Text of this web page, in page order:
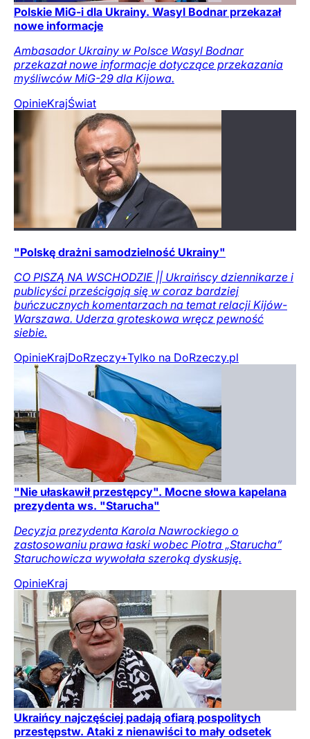
Polskie MiG-i dla Ukrainy. Wasyl Bodnar przekazał
nowe informacje
Ambasador Ukrainy w Polsce Wasyl Bodnar
przekazał nowe informacje dotyczące przekazania
myśliwców MiG-29 dla Kijowa.
OpinieKrajŚwiat
"Polskę drażni samodzielność Ukrainy"
CO PISZĄ NA WSCHODZIE || Ukraińscy dziennikarze i
publicyści prześcigają się w coraz bardziej
buńczucznych komentarzach na temat relacji Kijów-
Warszawa. Uderza groteskowa wręcz pewność
siebie.
OpinieKrajDoRzeczy+Tylko na DoRzeczy.pl
"Nie ułaskawił przestępcy". Mocne słowa kapelana
prezydenta ws. "Starucha"
Decyzja prezydenta Karola Nawrockiego o
zastosowaniu prawa łaski wobec Piotra „Starucha”
Staruchowicza wywołała szeroką dyskusję.
OpinieKraj
Ukraińcy najczęściej padają ofiarą pospolitych
przestępstw. Ataki z nienawiści to mały odsetek